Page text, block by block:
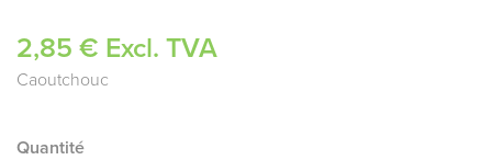
2,85 € Excl. TVA
Caoutchouc
Quantité